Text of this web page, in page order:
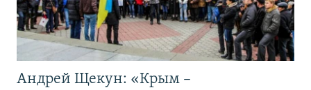
Андрей Щекун: «Крым –